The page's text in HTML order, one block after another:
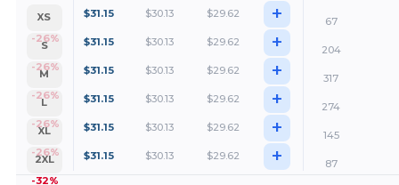
XS
-26%
$31.15 $30.13 $29.62 +
67
S
-26%
$31.15 $30.13 $29.62 +
204
M
-26%
$31.15 $30.13 $29.62 +
317
L
-26%
$31.15 $30.13 $29.62 +
274
XL
-26%
$31.15 $30.13 $29.62 +
145
2XL
-32%
$31.15 $30.13 $29.62 + 87